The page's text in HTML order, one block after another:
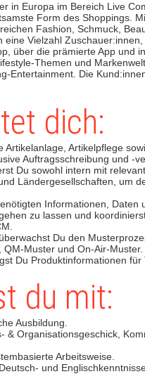
in Europa im Bereich Live
Form des Shoppings.
Fashion, Schmuck,
eine Vielzahl
über die prämierte App und
Themen und
Entertainment. Die
dich:
Artikelanlage, Artikelpflege
Auftragsschreibung und -
Du sowohl intern mit
Ländergesellschaften, um
Informationen,
zu lassen und
Du den
Muster und On-Air-Muster.
Du Produktinformationen
du mit:
Ausbildung.
& Organisationsgeschick,
Arbeitsweise.
und